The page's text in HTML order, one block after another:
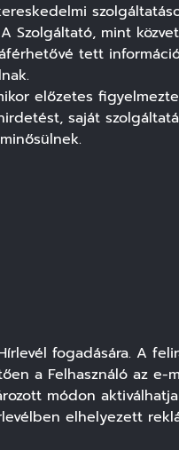
Szolgáltató, mint
tett
előzetes
saját
fogadására. A
a Felhasználó az e-
módon
elhelyezett